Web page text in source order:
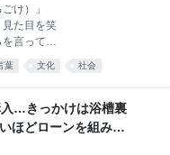
力を込め
わす八村
過去にアフ
兄もバス
け）」
た目を笑
言ってく
りする姿
の眞（まこ
れ、違和
いわけじ
った女性
葉 文化 社会
…きっかけは浴槽裏
ほどローンを組みや
ではの事情” | 集英